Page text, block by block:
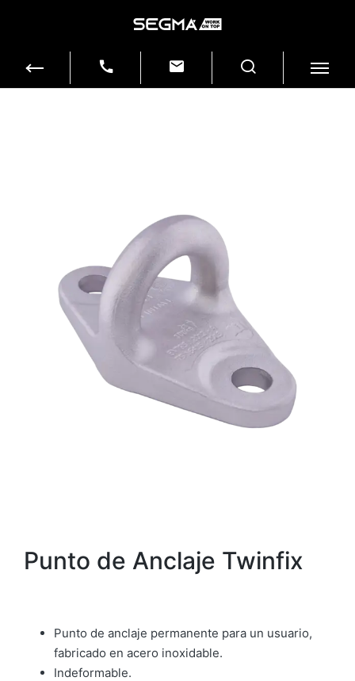
Punto de Anclaje Twinfix
Punto de anclaje permanente para un usuario,
fabricado en acero inoxidable.
Indeformable.